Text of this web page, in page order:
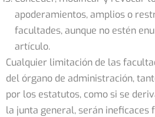
apoderamientos, amplios o
facultades, aunque no estén
artículo.
Cualquier limitación de las
del órgano de administración,
por los estatutos, como si se
la junta general, serán ineficaces